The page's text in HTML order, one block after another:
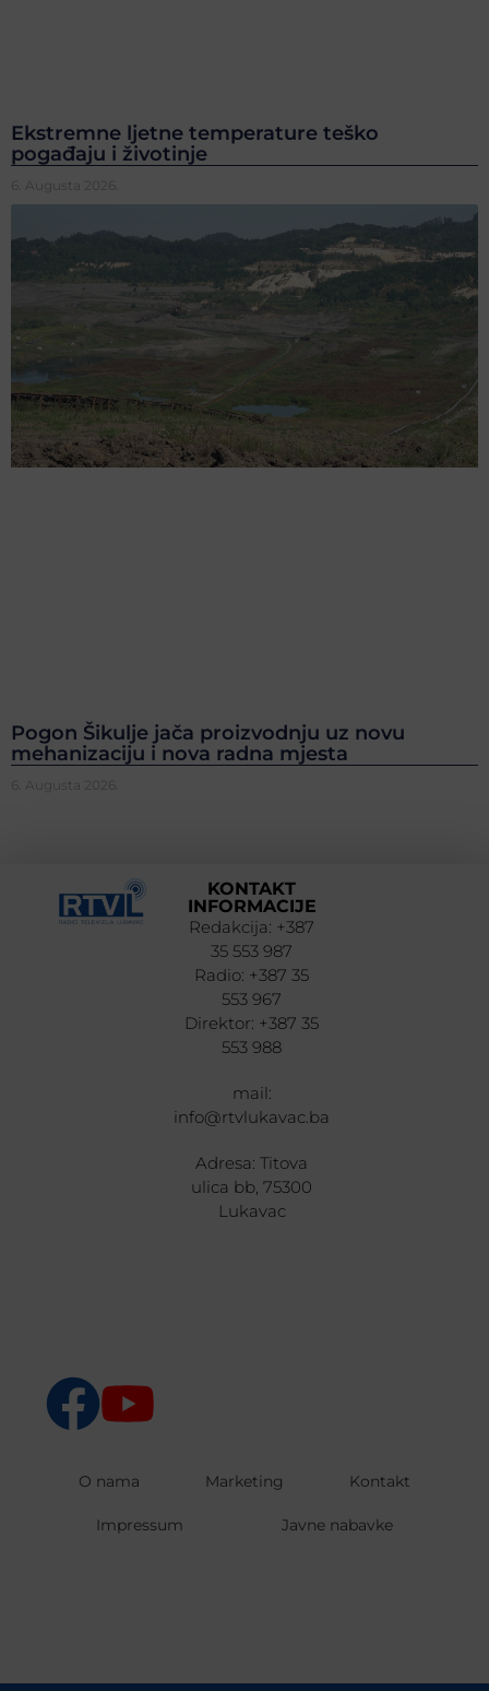
Ekstremne ljetne temperature teško
pogađaju i životinje
6. Augusta 2026.
Pogon Šikulje jača proizvodnju uz novu
mehanizaciju i nova radna mjesta
6. Augusta 2026.
KONTAKT
INFORMACIJE
Redakcija: +387
35 553 987
Radio: +387 35
553 967
Direktor: +387 35
553 988
mail:
info@rtvlukavac.ba
Adresa: Titova
ulica bb, 75300
Lukavac
O nama Marketing Kontakt
Impressum Javne nabavke